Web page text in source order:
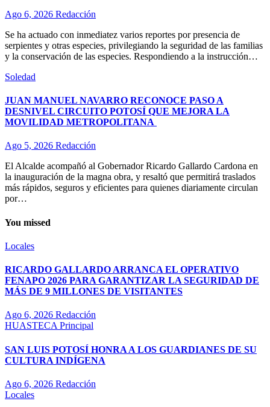
Ago 6, 2026 Redacción
Se ha actuado con inmediatez varios reportes por presencia de
serpientes y otras especies, privilegiando la seguridad de las familias
y la conservación de las especies. Respondiendo a la instrucción…
Soledad
JUAN MANUEL NAVARRO RECONOCE PASO A
DESNIVEL CIRCUITO POTOSÍ QUE MEJORA LA
MOVILIDAD METROPOLITANA
Ago 5, 2026 Redacción
El Alcalde acompañó al Gobernador Ricardo Gallardo Cardona en
la inauguración de la magna obra, y resaltó que permitirá traslados
más rápidos, seguros y eficientes para quienes diariamente circulan
por…
You missed
Locales
RICARDO GALLARDO ARRANCA EL OPERATIVO
FENAPO 2026 PARA GARANTIZAR LA SEGURIDAD DE
MÁS DE 9 MILLONES DE VISITANTES
Ago 6, 2026 Redacción
HUASTECAPrincipal
SAN LUIS POTOSÍ HONRA A LOS GUARDIANES DE SU
CULTURA INDÍGENA
Ago 6, 2026 Redacción
Locales